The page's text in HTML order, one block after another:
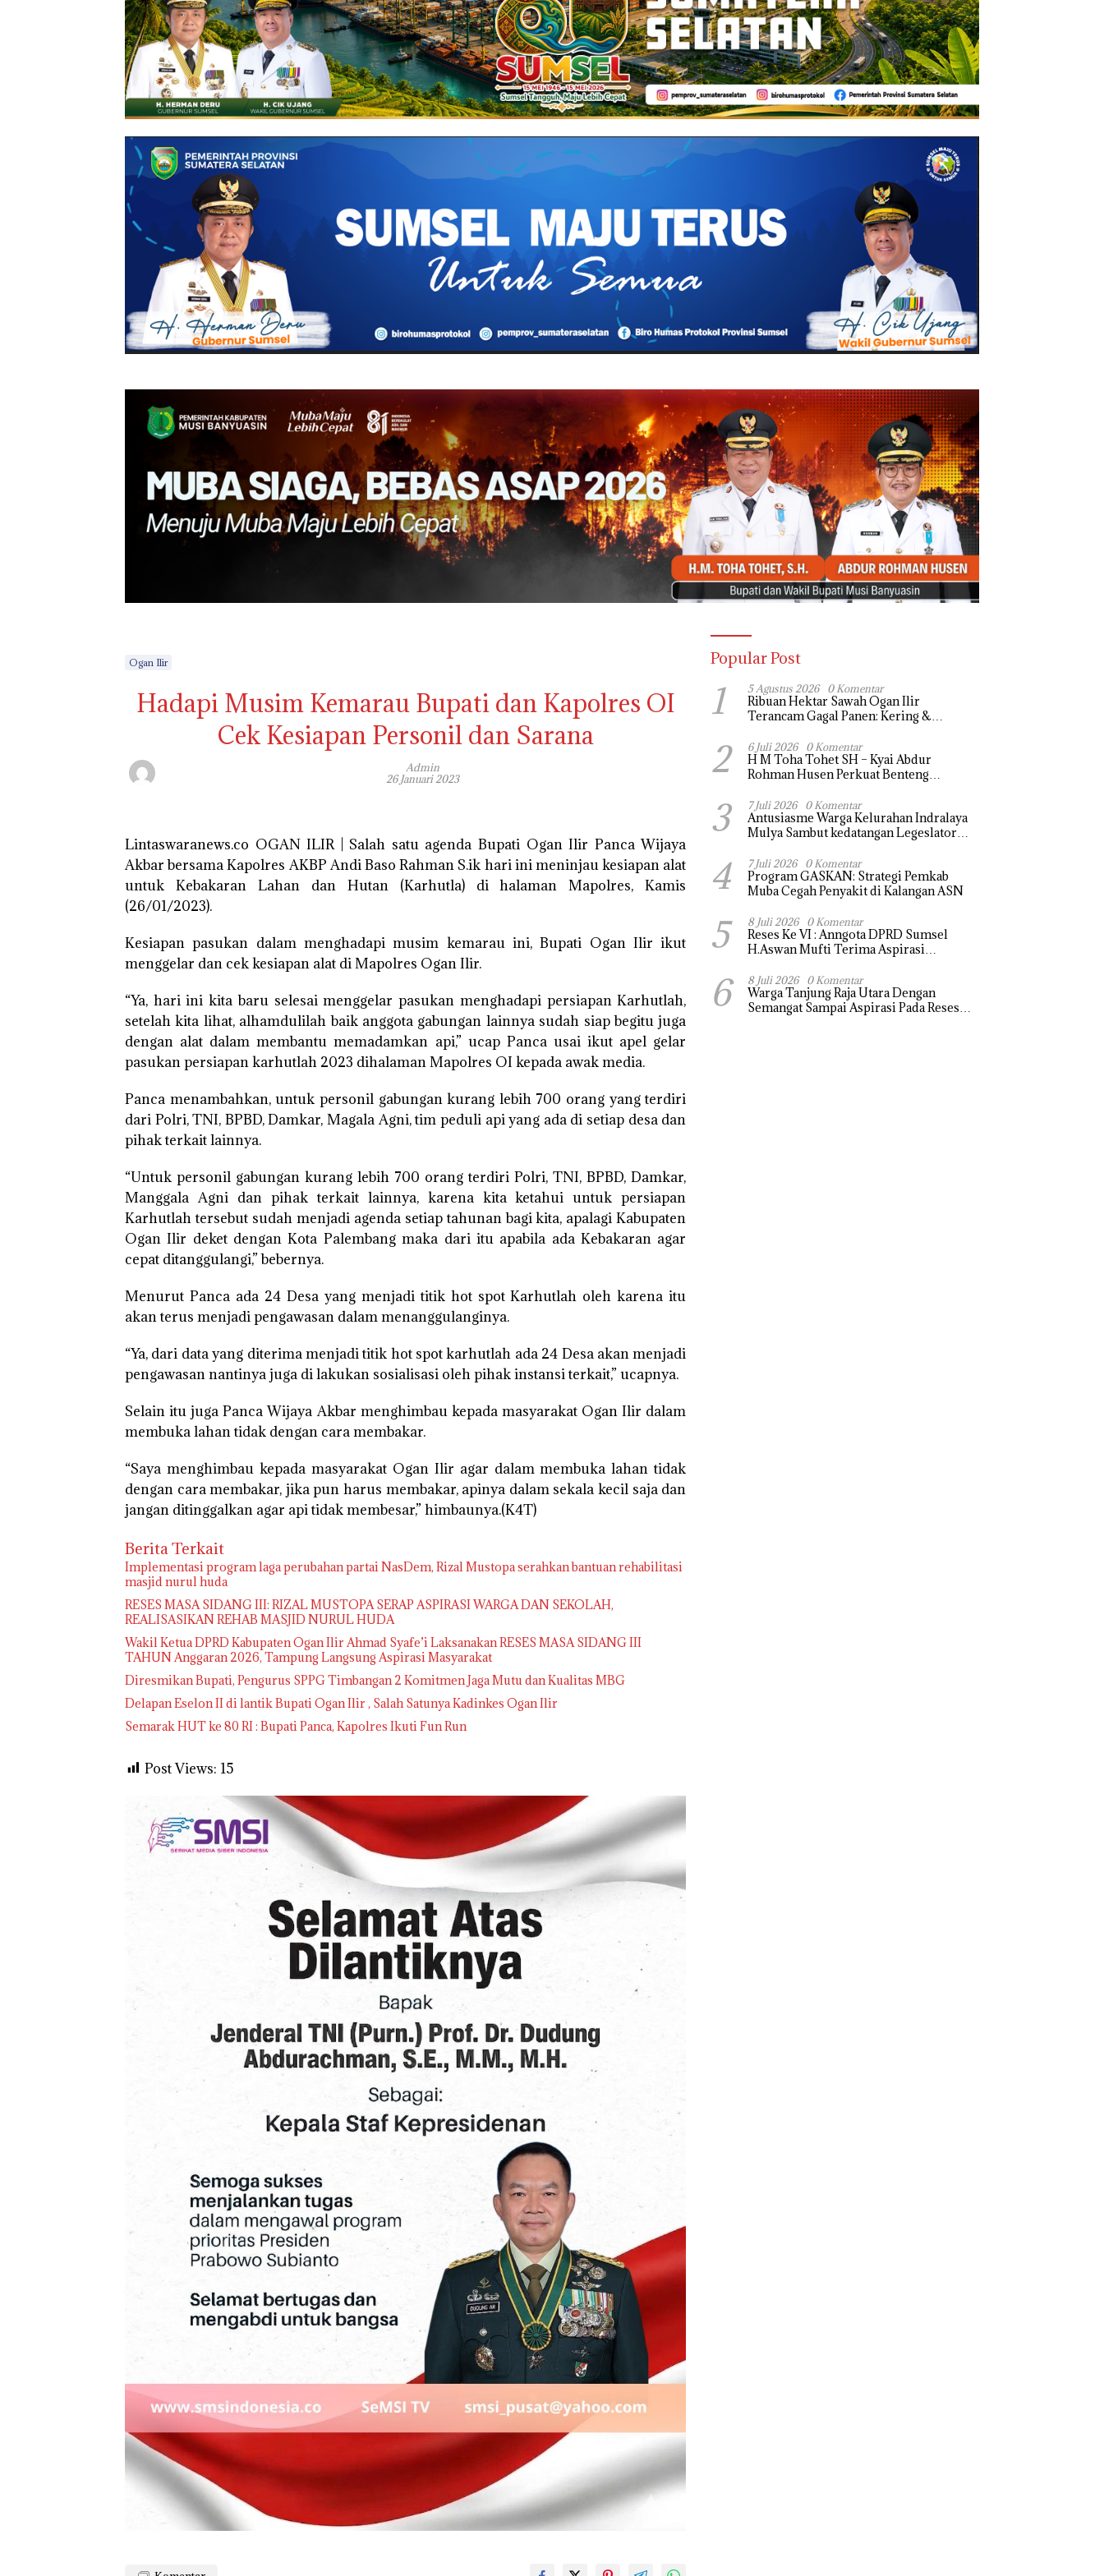
Ogan Ilir
Hadapi Musim Kemarau Bupati dan Kapolres OI
Cek Kesiapan Personil dan Sarana
Admin
26 Januari 2023
Lintaswaranews.co OGAN ILIR | Salah satu agenda Bupati Ogan Ilir Panca Wijaya
Akbar bersama Kapolres AKBP Andi Baso Rahman S.ik hari ini meninjau kesiapan alat
untuk Kebakaran Lahan dan Hutan (Karhutla) di halaman Mapolres, Kamis
(26/01/2023).
Kesiapan pasukan dalam menghadapi musim kemarau ini, Bupati Ogan Ilir ikut
menggelar dan cek kesiapan alat di Mapolres Ogan Ilir.
“Ya, hari ini kita baru selesai menggelar pasukan menghadapi persiapan Karhutlah,
setelah kita lihat, alhamdulilah baik anggota gabungan lainnya sudah siap begitu juga
dengan alat dalam membantu memadamkan api,” ucap Panca usai ikut apel gelar
pasukan persiapan karhutlah 2023 dihalaman Mapolres OI kepada awak media.
Panca menambahkan, untuk personil gabungan kurang lebih 700 orang yang terdiri
dari Polri, TNI, BPBD, Damkar, Magala Agni, tim peduli api yang ada di setiap desa dan
pihak terkait lainnya.
“Untuk personil gabungan kurang lebih 700 orang terdiri Polri, TNI, BPBD, Damkar,
Manggala Agni dan pihak terkait lainnya, karena kita ketahui untuk persiapan
Karhutlah tersebut sudah menjadi agenda setiap tahunan bagi kita, apalagi Kabupaten
Ogan Ilir deket dengan Kota Palembang maka dari itu apabila ada Kebakaran agar
cepat ditanggulangi,” bebernya.
Menurut Panca ada 24 Desa yang menjadi titik hot spot Karhutlah oleh karena itu
akan terus menjadi pengawasan dalam menanggulanginya.
“Ya, dari data yang diterima menjadi titik hot spot karhutlah ada 24 Desa akan menjadi
pengawasan nantinya juga di lakukan sosialisasi oleh pihak instansi terkait,” ucapnya.
Selain itu juga Panca Wijaya Akbar menghimbau kepada masyarakat Ogan Ilir dalam
membuka lahan tidak dengan cara membakar.
“Saya menghimbau kepada masyarakat Ogan Ilir agar dalam membuka lahan tidak
dengan cara membakar, jika pun harus membakar, apinya dalam sekala kecil saja dan
jangan ditinggalkan agar api tidak membesar,” himbaunya.(K4T)
Berita Terkait
Implementasi program laga perubahan partai NasDem, Rizal Mustopa serahkan bantuan rehabilitasi
RESES MASA SIDANG III: RIZAL MUSTOPA SERAP ASPIRASI WARGA DAN SEKOLAH,
REALISASIKAN REHAB MASJID NURUL HUDA
Wakil Ketua DPRD Kabupaten Ogan Ilir Ahmad Syafe’i Laksanakan RESES MASA SIDANG III
TAHUN Anggaran 2026, Tampung Langsung Aspirasi Masyarakat
Diresmikan Bupati, Pengurus SPPG Timbangan 2 Komitmen Jaga Mutu dan Kualitas MBG
Delapan Eselon II di lantik Bupati Ogan Ilir , Salah Satunya Kadinkes Ogan Ilir
Semarak HUT ke 80 RI : Bupati Panca, Kapolres Ikuti Fun Run
Post Views: 15
Popular Post
1 5 Agustus 2026 0 Komentar
Ribuan Hektar Sawah Ogan Ilir
Terancam Gagal Panen: Kering &
2 6 Juli 2026 0 Komentar
H M Toha Tohet SH – Kyai Abdur
Rohman Husen Perkuat Benteng
3 7 Juli 2026 0 Komentar
Antusiasme Warga Kelurahan Indralaya
Mulya Sambut kedatangan Legeslator
dengan Harapan dapat di perjuangkan
4 7 Juli 2026 0 Komentar
Program GASKAN: Strategi Pemkab
Muba Cegah Penyakit di Kalangan ASN
5 8 Juli 2026 0 Komentar
Reses Ke VI : Anngota DPRD Sumsel
H.Aswan Mufti Terima Aspirasi
tanjung raja yang sempat di ubah, ini
tanggapanya !
6 8 Juli 2026 0 Komentar
Warga Tanjung Raja Utara Dengan
Semangat Sampai Aspirasi Pada Reses